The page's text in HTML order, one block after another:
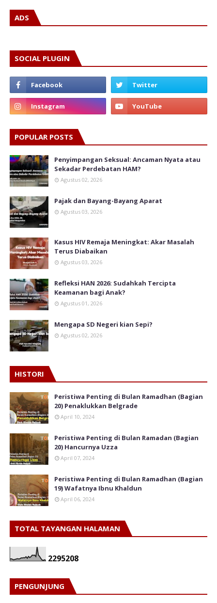
ADS
SOCIAL PLUGIN
POPULAR POSTS
Penyimpangan Seksual: Ancaman Nyata atau
Sekadar Perdebatan HAM?
Agustus 02, 2026
Pajak dan Bayang-Bayang Aparat
Agustus 03, 2026
Kasus HIV Remaja Meningkat: Akar Masalah
Terus Diabaikan
Agustus 03, 2026
Refleksi HAN 2026: Sudahkah Tercipta
Keamanan bagi Anak?
Agustus 01, 2026
Mengapa SD Negeri kian Sepi?
Agustus 02, 2026
HISTORI
Peristiwa Penting di Bulan Ramadhan (Bagian
20) Penaklukkan Belgrade
April 10, 2024
Peristiwa Penting di Bulan Ramadan (Bagian
20) Hancurnya Uzza
April 07, 2024
Peristiwa Penting di Bulan Ramadhan (Bagian
19) Wafatnya Ibnu Khaldun
April 06, 2024
TOTAL TAYANGAN HALAMAN
2295208
PENGUNJUNG